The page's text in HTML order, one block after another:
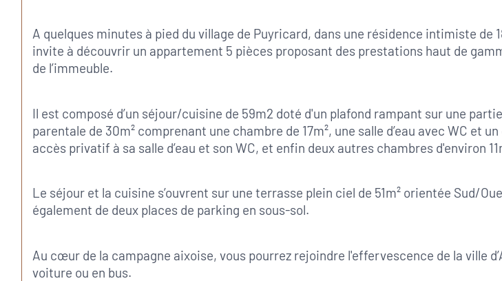
A quelques minutes à pied du village de Puyricard, dans une résidence intimiste de
invite à découvrir un appartement 5 pièces proposant des prestations haut de
de l’immeuble.
Il est composé d’un séjour/cuisine de 59m2 doté d'un plafond rampant sur une
parentale de 30m² comprenant une chambre de 17m², une salle d’eau avec WC et
accès privatif à sa salle d’eau et son WC, et enfin deux autres chambres d'environ
Le séjour et la cuisine s’ouvrent sur une terrasse plein ciel de 51m² orientée Sud/
également de deux places de parking en sous-sol.
Au cœur de la campagne aixoise, vous pourrez rejoindre l'effervescence de la ville
voiture ou en bus.